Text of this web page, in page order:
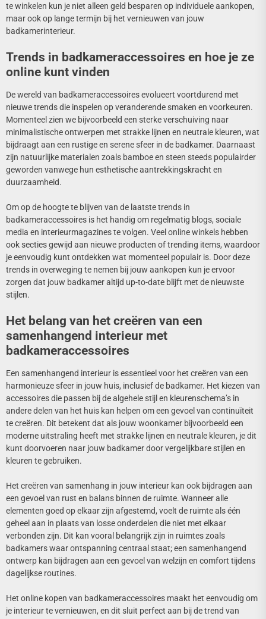
te winkelen kun je niet alleen geld besparen op individuele aankopen,
maar ook op lange termijn bij het vernieuwen van jouw
badkamerinterieur.
Trends in badkameraccessoires en hoe je ze
online kunt vinden
De wereld van badkameraccessoires evolueert voortdurend met
nieuwe trends die inspelen op veranderende smaken en voorkeuren.
Momenteel zien we bijvoorbeeld een sterke verschuiving naar
minimalistische ontwerpen met strakke lijnen en neutrale kleuren, wat
bijdraagt aan een rustige en serene sfeer in de badkamer. Daarnaast
zijn natuurlijke materialen zoals bamboe en steen steeds populairder
geworden vanwege hun esthetische aantrekkingskracht en
duurzaamheid.
Om op de hoogte te blijven van de laatste trends in
badkameraccessoires is het handig om regelmatig blogs, sociale
media en interieurmagazines te volgen. Veel online winkels hebben
ook secties gewijd aan nieuwe producten of trending items, waardoor
je eenvoudig kunt ontdekken wat momenteel populair is. Door deze
trends in overweging te nemen bij jouw aankopen kun je ervoor
zorgen dat jouw badkamer altijd up-to-date blijft met de nieuwste
stijlen.
Het belang van het creëren van een
samenhangend interieur met
badkameraccessoires
Een samenhangend interieur is essentieel voor het creëren van een
harmonieuze sfeer in jouw huis, inclusief de badkamer. Het kiezen van
accessoires die passen bij de algehele stijl en kleurenschema’s in
andere delen van het huis kan helpen om een gevoel van continuïteit
te creëren. Dit betekent dat als jouw woonkamer bijvoorbeeld een
moderne uitstraling heeft met strakke lijnen en neutrale kleuren, je dit
kunt doorvoeren naar jouw badkamer door vergelijkbare stijlen en
kleuren te gebruiken.
Het creëren van samenhang in jouw interieur kan ook bijdragen aan
een gevoel van rust en balans binnen de ruimte. Wanneer alle
elementen goed op elkaar zijn afgestemd, voelt de ruimte als één
geheel aan in plaats van losse onderdelen die niet met elkaar
verbonden zijn. Dit kan vooral belangrijk zijn in ruimtes zoals
badkamers waar ontspanning centraal staat; een samenhangend
ontwerp kan bijdragen aan een gevoel van welzijn en comfort tijdens
dagelijkse routines.
Het online kopen van badkameraccessoires maakt het eenvoudig om
je interieur te vernieuwen, en dit sluit perfect aan bij de trend van